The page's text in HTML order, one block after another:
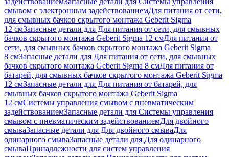
смывом с электронным задействованиемДля питания от сети,
для смывных бачков скрытого монтажа Geberit Sigma
12 смЗапасные детали для Для питания от сети, для смывных
бачков скрытого монтажа Geberit Sigma 12 смДля питания от
сети, для смывных бачков скрытого монтажа Geberit Sigma
8 смЗапасные детали для Для питания от сети, для смывных
бачков скрытого монтажа Geberit Sigma 8 смДля питания от
батарей, для смывных бачков скрытого монтажа Geberit Sigma
12 смЗапасные детали для Для питания от батарей, для
смывных бачков скрытого монтажа Geberit Sigma
12 смСистемы управления смывом с пневматическим
задействованиемЗапасные детали для Системы управления
смывом с пневматическим задействованиемДля двойного
смываЗапасные детали для Для двойного смываДля
одинарного смываЗапасные детали для Для одинарного
смываПринадлежности для систем управления